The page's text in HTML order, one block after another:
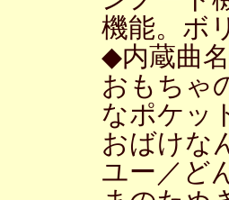
機能。ボ
◆内蔵曲
おもちゃ
なポケッ
おばけな
ユー／ど